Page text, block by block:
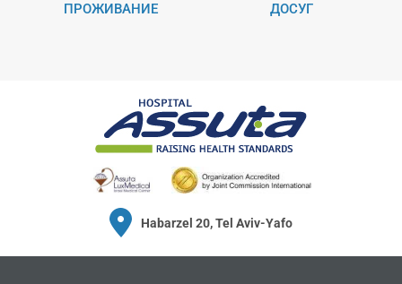
ПРОЖИВАНИЕ ДОСУГ
Habarzel 20, Tel Aviv-Yafo